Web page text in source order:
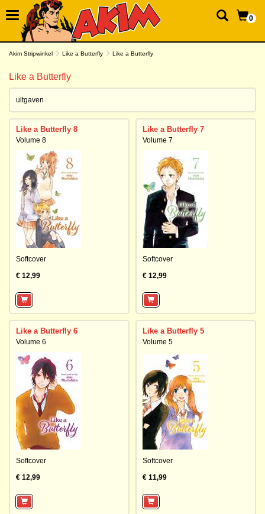
0
Akim Stripwinkel Like a Butterfly Like a Butterfly
Like a Butterfly
uitgaven
Like a Butterfly 8
Volume 8
Softcover
€ 12,99
Like a Butterfly 7
Volume 7
Softcover
€ 12,99
Like a Butterfly 6
Volume 6
Softcover
€ 12,99
Like a Butterfly 5
Volume 5
Softcover
€ 11,99